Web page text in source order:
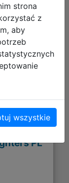
PL
strona
z
aby
wszystkie